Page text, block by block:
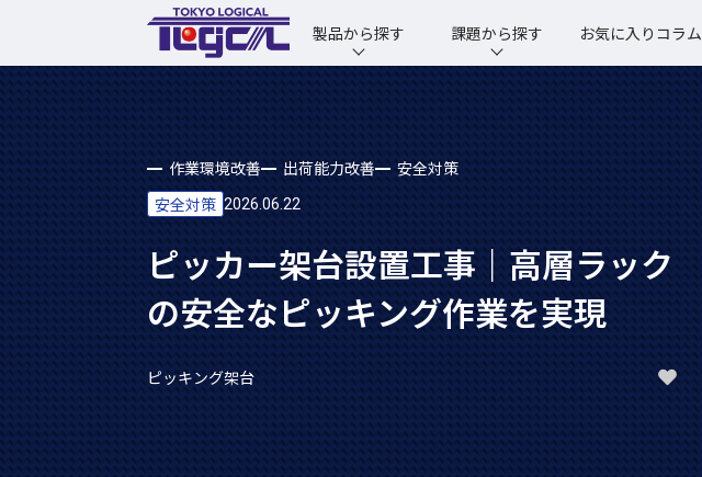
製品から探す 課題から探す お気に入りコラム
作業環境改善 出荷能力改善
安全対策
安全対策 2026.06.22
ピッカー架台設置工事｜高層ラック
の安全なピッキング作業を実現
ピッキング架台